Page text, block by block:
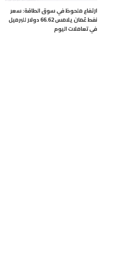
ارتفاع ملحوظ في سوق الطاقة: سعر
نفط عُمان يلامس 66.62 دولار للبرميل
في تعاملات اليوم